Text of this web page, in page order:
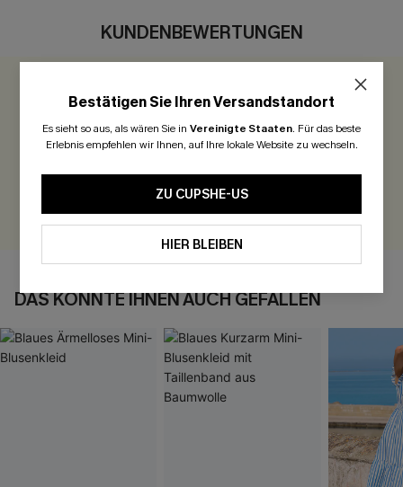
KUNDENBEWERTUNGEN
0.0
Seien Sie der Erste, der bewertet
300 Punkte für Ihre Bewertung!
DAS KÖNNTE IHNEN AUCH GEFALLEN
Bestätigen Sie Ihren Versandstandort
Es sieht so aus, als wären Sie in Vereinigte Staaten. Für das beste
Erlebnis empfehlen wir Ihnen, auf Ihre lokale Website zu wechseln.
ZU CUPSHE-US
HIER BLEIBEN